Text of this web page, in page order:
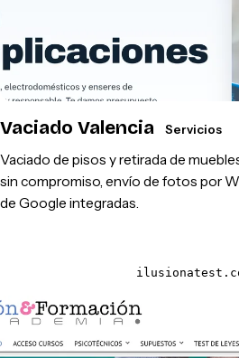
Vaciado Valencia Servicios
Vaciado de pisos y retirada de
sin compromiso, envío de fotos por
de Google integradas.